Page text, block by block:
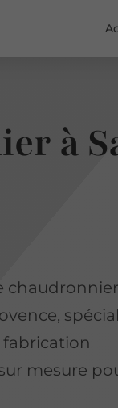
à
mesure